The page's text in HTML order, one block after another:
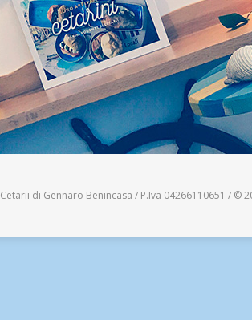
Cetarii di Gennaro Benincasa / P.Iva 04266110651 / ©